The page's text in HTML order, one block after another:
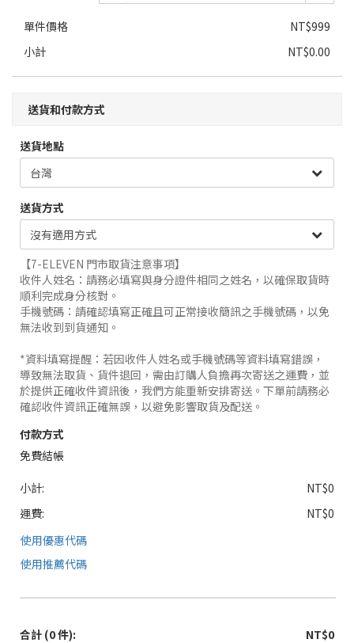
單件價格
NT$999
小計
NT$0.00
送貨和付款方式
送貨地點
送貨方式
【7-ELEVEN 門市取貨注意事項】
收件人姓名：請務必填寫與身分證件相同之姓名，以確保取貨時
順利完成身分核對。
手機號碼：請確認填寫正確且可正常接收簡訊之手機號碼，以免
無法收到到貨通知。
*資料填寫提醒：若因收件人姓名或手機號碼等資料填寫錯誤，
導致無法取貨、貨件退回，需由訂購人負擔再次寄送之運費，並
於提供正確收件資訊後，我們方能重新安排寄送。下單前請務必
確認收件資訊正確無誤，以避免影響取貨及配送。
付款方式
免費結帳
小計:
NT$0
運費:
NT$0
使用優惠代碼
使用推薦代碼
合計 (0 件): NT$0